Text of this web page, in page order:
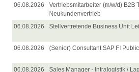
06.08.2026
Vertriebsmitarbeiter (m/w/d) B2B
Neukundenvertrieb
06.08.2026 Stellvertretende Business Unit
06.08.2026 (Senior) Consultant SAP FI
06.08.2026 Sales Manager - Intralogistik /